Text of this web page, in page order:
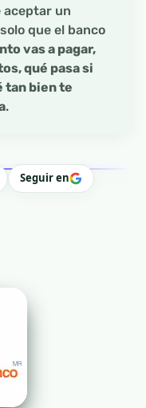
aceptar un
que el banco
vas a pagar,
qué pasa si
tan bien te
.
Seguir en